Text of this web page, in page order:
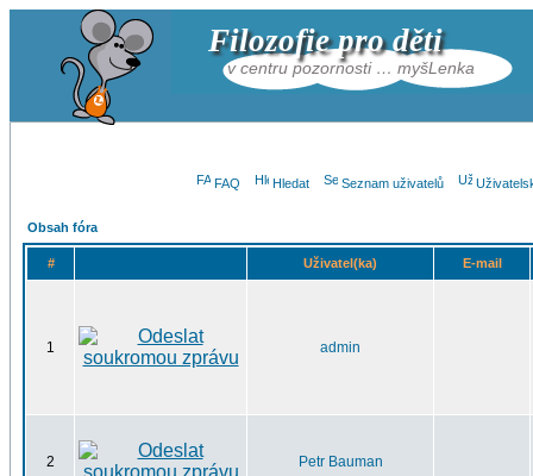
Filozofie pro děti
v centru pozornosti … myšLenka
FAQ Hledat Seznam uživatelů
Obsah fóra
# Uživatel(ka) E-mail
1 admin
2 Petr Bauman